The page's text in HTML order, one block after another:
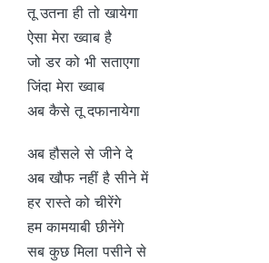
तू उतना ही तो खायेगा
ऐसा मेरा ख्वाब है
जो डर को भी सताएगा
जिंदा मेरा ख्वाब
अब कैसे तू दफानायेगा
अब हौसले से जीने दे
अब खौफ नहीं है सीने में
हर रास्ते को चीरेंगे
हम कामयाबी छीनेंगे
सब कुछ मिला पसीने से